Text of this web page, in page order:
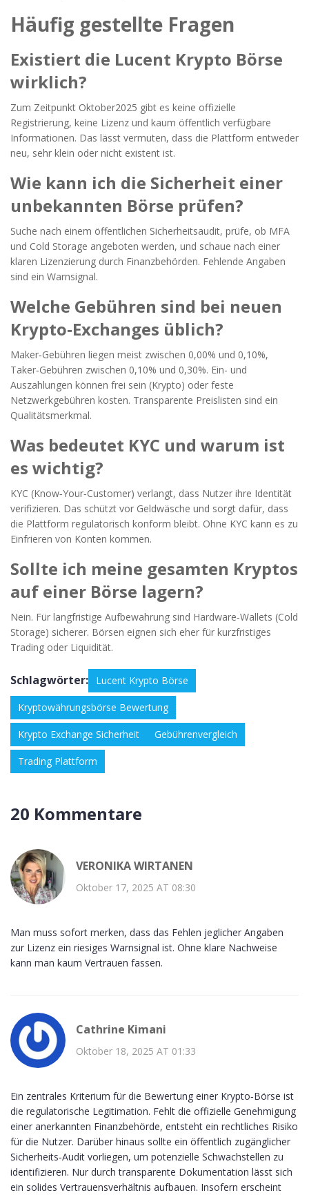
Häufig gestellte Fragen
Existiert die Lucent Krypto Börse
wirklich?
Zum Zeitpunkt Oktober2025 gibt es keine offizielle
Registrierung, keine Lizenz und kaum öffentlich verfügbare
Informationen. Das lässt vermuten, dass die Plattform entweder
neu, sehr klein oder nicht existent ist.
Wie kann ich die Sicherheit einer
unbekannten Börse prüfen?
Suche nach einem öffentlichen Sicherheitsaudit, prüfe, ob MFA
und Cold Storage angeboten werden, und schaue nach einer
klaren Lizenzierung durch Finanzbehörden. Fehlende Angaben
sind ein Warnsignal.
Welche Gebühren sind bei neuen
Krypto‑Exchanges üblich?
Maker‑Gebühren liegen meist zwischen 0,00% und 0,10%,
Taker‑Gebühren zwischen 0,10% und 0,30%. Ein- und
Auszahlungen können frei sein (Krypto) oder feste
Netzwerkgebühren kosten. Transparente Preislisten sind ein
Qualitätsmerkmal.
Was bedeutet KYC und warum ist
es wichtig?
KYC (Know‑Your‑Customer) verlangt, dass Nutzer ihre Identität
verifizieren. Das schützt vor Geldwäsche und sorgt dafür, dass
die Plattform regulatorisch konform bleibt. Ohne KYC kann es zu
Einfrieren von Konten kommen.
Sollte ich meine gesamten Kryptos
auf einer Börse lagern?
Nein. Für langfristige Aufbewahrung sind Hardware‑Wallets (Cold
Storage) sicherer. Börsen eignen sich eher für kurzfristiges
Trading oder Liquidität.
Schlagwörter: Lucent Krypto Börse
Kryptowährungsbörse Bewertung
Krypto Exchange Sicherheit Gebührenvergleich
Trading Plattform
20 Kommentare
VERONIKA WIRTANEN
Oktober 17, 2025 AT 08:30
Man muss sofort merken, dass das Fehlen jeglicher Angaben
zur Lizenz ein riesiges Warnsignal ist. Ohne klare Nachweise
kann man kaum Vertrauen fassen.
Cathrine Kimani
Oktober 18, 2025 AT 01:33
Ein zentrales Kriterium für die Bewertung einer Krypto‑Börse ist
die regulatorische Legitimation. Fehlt die offizielle Genehmigung
einer anerkannten Finanzbehörde, entsteht ein rechtliches Risiko
für die Nutzer. Darüber hinaus sollte ein öffentlich zugänglicher
Sicherheits‑Audit vorliegen, um potenzielle Schwachstellen zu
identifizieren. Nur durch transparente Dokumentation lässt sich
ein solides Vertrauensverhältnis aufbauen. Insofern erscheint